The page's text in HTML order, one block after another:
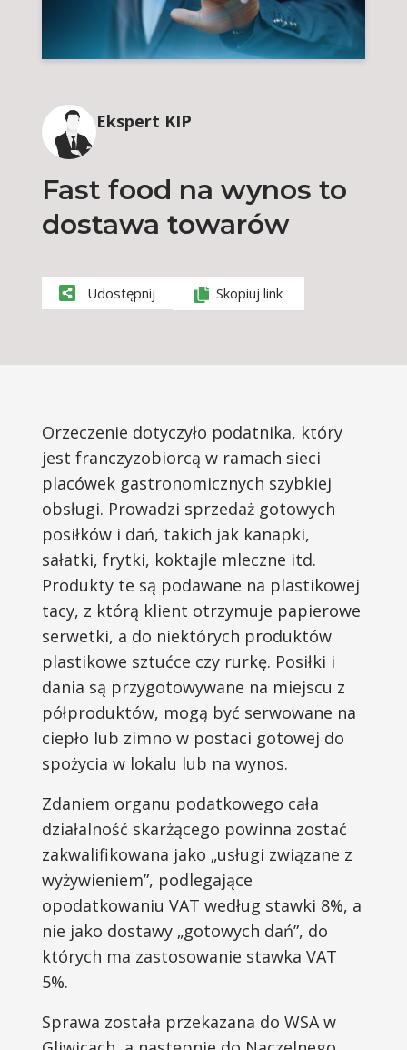
Fast food na wynos to
dostawa towarów
Ekspert KIP
Udostępnij Skopiuj link
Orzeczenie dotyczyło podatnika, który
jest franczyzobiorcą w ramach sieci
placówek gastronomicznych szybkiej
obsługi. Prowadzi sprzedaż gotowych
posiłków i dań, takich jak kanapki,
sałatki, frytki, koktajle mleczne itd.
Produkty te są podawane na plastikowej
tacy, z którą klient otrzymuje papierowe
serwetki, a do niektórych produktów
plastikowe sztućce czy rurkę. Posiłki i
dania są przygotowywane na miejscu z
półproduktów, mogą być serwowane na
ciepło lub zimno w postaci gotowej do
spożycia w lokalu lub na wynos.
Zdaniem organu podatkowego cała
działalność skarżącego powinna zostać
zakwalifikowana jako „usługi związane z
wyżywieniem”, podlegające
opodatkowaniu VAT według stawki 8%, a
nie jako dostawy „gotowych dań”, do
których ma zastosowanie stawka VAT
5%.
Sprawa została przekazana do WSA w